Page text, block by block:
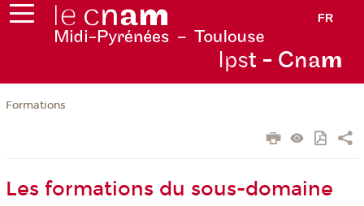
FR
Ipst - Cnam
Formations
Les formations du sous-domaine